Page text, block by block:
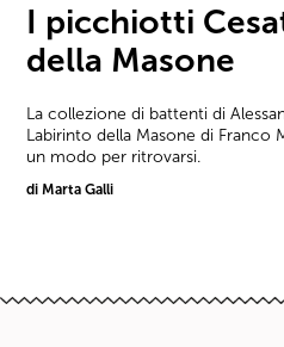
I picchiotti
della Masone
La collezione di battenti di
Labirinto della Masone di Franco
un modo per ritrovarsi.
di Marta Galli